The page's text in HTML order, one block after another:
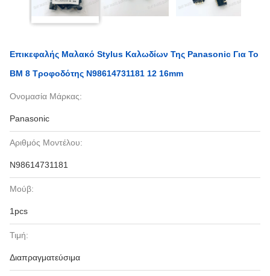
Επικεφαλής Μαλακό Stylus Καλωδίων Της Panasonic Για Το
BM 8 Τροφοδότης N98614731181 12 16mm
Ονομασία Μάρκας:
Panasonic
Αριθμός Μοντέλου:
N98614731181
Μούβ:
1pcs
Τιμή:
Διαπραγματεύσιμα